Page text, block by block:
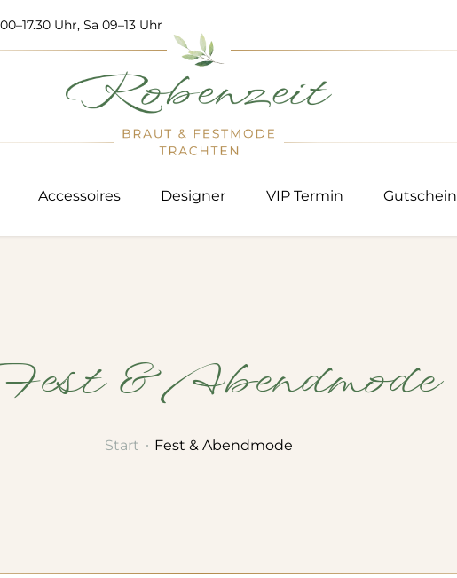
Uhr, Sa 09–13 Uhr
Accessoires Designer VIP Termin Gutschein
& Abendmode
Start Fest & Abendmode